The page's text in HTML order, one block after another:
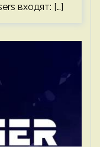
входят: […]